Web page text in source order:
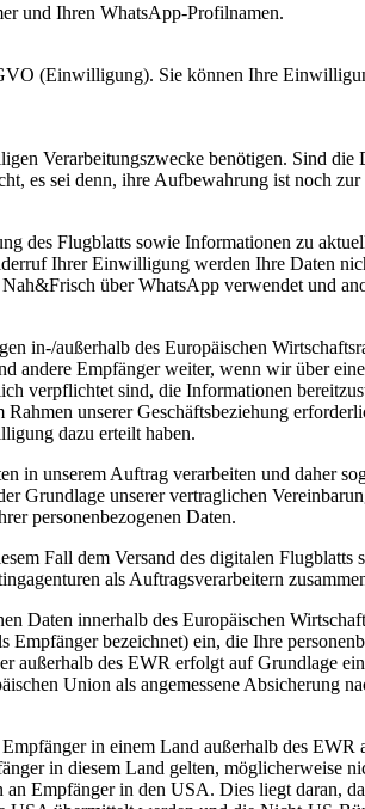
und Ihren WhatsApp-Profilnamen.
(Einwilligung). Sie können Ihre
Verarbeitungszwecke benötigen. Sind
es sei denn, ihre Aufbewahrung ist noch
des Flugblatts sowie Informationen zu
Ihrer Einwilligung werden Ihre Daten
über WhatsApp verwendet und
in-/außerhalb des Europäischen
andere Empfänger weiter, wenn wir über
verpflichtet sind, die Informationen
unserer Geschäftsbeziehung
dazu erteilt haben.
in unserem Auftrag verarbeiten und daher
Grundlage unserer vertraglichen
personenbezogenen Daten.
Fall dem Versand des digitalen
als Auftragsverarbeitern
Daten innerhalb des Europäischen
bezeichnet) ein, die Ihre
des EWR erfolgt auf Grundlage
Union als angemessene Absicherung
in einem Land außerhalb des
in diesem Land gelten, möglicherweise
Empfänger in den USA. Dies liegt daran,